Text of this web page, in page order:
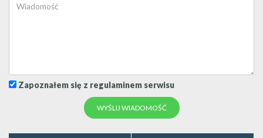
Zapoznałem się z regulaminem serwisu